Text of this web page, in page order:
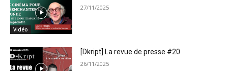
Vidéo
27/11/2025
[Dkript] La revue de presse #20
26/11/2025